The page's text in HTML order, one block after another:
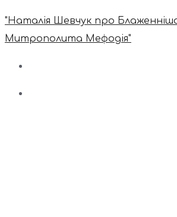
"Наталія Шевчук про
Митрополита Мефодія"